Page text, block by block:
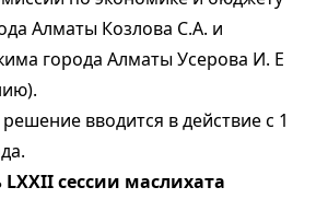
Алматы Козлова С.А. и
города Алматы Усерова И. Е
вводится в действие с 1
LXXII сессии маслихата